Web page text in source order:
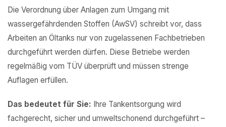
Die Verordnung über Anlagen zum Umgang mit
wassergefährdenden Stoffen (AwSV) schreibt vor, dass
Arbeiten an Öltanks nur von zugelassenen Fachbetrieben
durchgeführt werden dürfen. Diese Betriebe werden
regelmäßig vom TÜV überprüft und müssen strenge
Auflagen erfüllen.
Das bedeutet für Sie: Ihre Tankentsorgung wird
fachgerecht, sicher und umweltschonend durchgeführt –